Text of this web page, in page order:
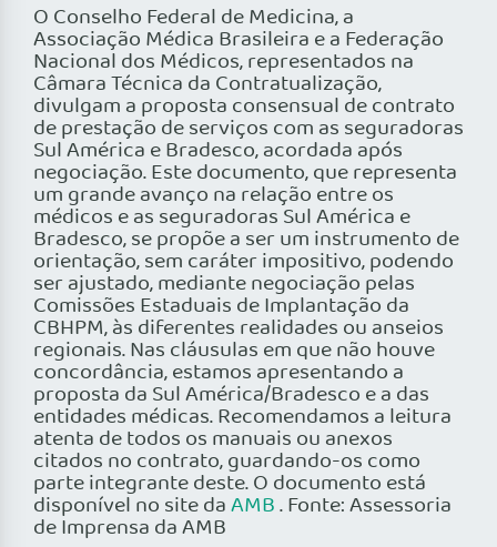
O Conselho Federal de Medicina, a
Associação Médica Brasileira e a Federação
Nacional dos Médicos, representados na
Câmara Técnica da Contratualização,
divulgam a proposta consensual de contrato
de prestação de serviços com as seguradoras
Sul América e Bradesco, acordada após
negociação. Este documento, que representa
um grande avanço na relação entre os
médicos e as seguradoras Sul América e
Bradesco, se propõe a ser um instrumento de
orientação, sem caráter impositivo, podendo
ser ajustado, mediante negociação pelas
Comissões Estaduais de Implantação da
CBHPM, às diferentes realidades ou anseios
regionais. Nas cláusulas em que não houve
concordância, estamos apresentando a
proposta da Sul América/Bradesco e a das
entidades médicas. Recomendamos a leitura
atenta de todos os manuais ou anexos
citados no contrato, guardando-os como
parte integrante deste. O documento está
disponível no site daAMB. Fonte: Assessoria
de Imprensa da AMB